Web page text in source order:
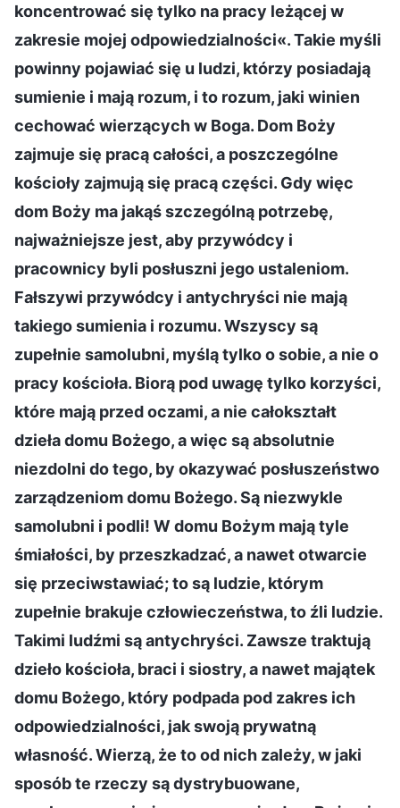
koncentrować się tylko na pracy leżącej w
zakresie mojej odpowiedzialności«. Takie myśli
powinny pojawiać się u ludzi, którzy posiadają
sumienie i mają rozum, i to rozum, jaki winien
cechować wierzących w Boga. Dom Boży
zajmuje się pracą całości, a poszczególne
kościoły zajmują się pracą części. Gdy więc
dom Boży ma jakąś szczególną potrzebę,
najważniejsze jest, aby przywódcy i
pracownicy byli posłuszni jego ustaleniom.
Fałszywi przywódcy i antychryści nie mają
takiego sumienia i rozumu. Wszyscy są
zupełnie samolubni, myślą tylko o sobie, a nie o
pracy kościoła. Biorą pod uwagę tylko korzyści,
które mają przed oczami, a nie całokształt
dzieła domu Bożego, a więc są absolutnie
niezdolni do tego, by okazywać posłuszeństwo
zarządzeniom domu Bożego. Są niezwykle
samolubni i podli! W domu Bożym mają tyle
śmiałości, by przeszkadzać, a nawet otwarcie
się przeciwstawiać; to są ludzie, którym
zupełnie brakuje człowieczeństwa, to źli ludzie.
Takimi ludźmi są antychryści. Zawsze traktują
dzieło kościoła, braci i siostry, a nawet majątek
domu Bożego, który podpada pod zakres ich
odpowiedzialności, jak swoją prywatną
własność. Wierzą, że to od nich zależy, w jaki
sposób te rzeczy są dystrybuowane,